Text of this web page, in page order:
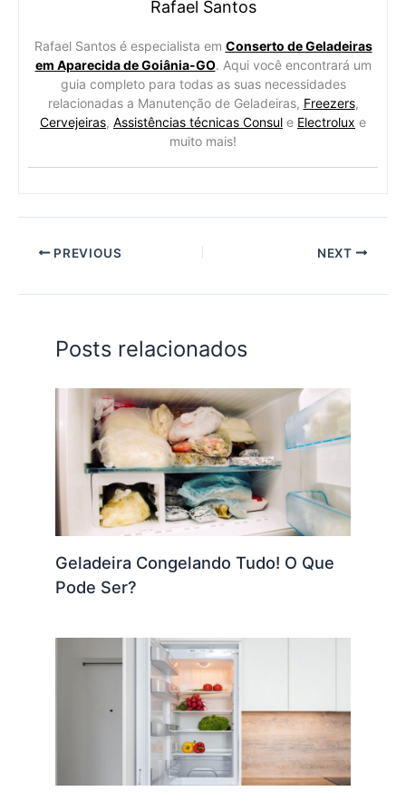
Rafael Santos
Rafael Santos é especialista em Conserto de Geladeiras
em Aparecida de Goiânia-GO. Aqui você encontrará um
guia completo para todas as suas necessidades
relacionadas a Manutenção de Geladeiras, Freezers,
Cervejeiras, Assistências técnicas Consul e Electrolux e
muito mais!
PREVIOUS NEXT
Posts relacionados
Geladeira Congelando Tudo! O Que
Pode Ser?